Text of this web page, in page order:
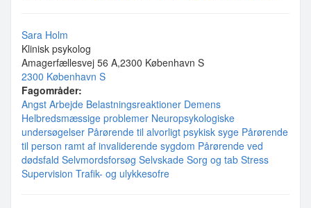
Sara Holm
Klinisk psykolog
Amagerfællesvej 56 A,2300 København S
2300 København S
Fagområder:
Angst Arbejde Belastningsreaktioner Demens
Helbredsmæssige problemer Neuropsykologiske
undersøgelser Pårørende til alvorligt psykisk syge Pårørende
til person ramt af invaliderende sygdom Pårørende ved
dødsfald Selvmordsforsøg Selvskade Sorg og tab Stress
Supervision Trafik- og ulykkesofre